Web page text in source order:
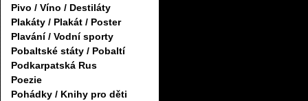
Pivo / Víno / Destiláty
Plakáty / Plakát / Poster
Plavání / Vodní sporty
Pobaltské státy / Pobaltí
Podkarpatská Rus
Poezie
Pohádky / Knihy pro děti